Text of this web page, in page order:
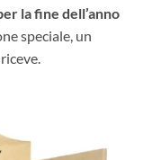
la fine dell’anno
speciale, un